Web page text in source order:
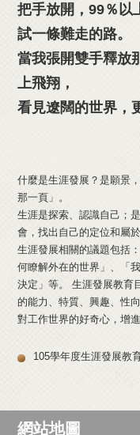
把手放開，99％以
試一條難走的路。
當我張開雙手釋放
上飛翔，
看見遼闊的世界，
什麼是生涯發展？是願景
那一頁」。
生涯是探索、認識自己；
會，找出自己的定位和屬
生涯發展相關的議題包括
何瞭解外在的世界」、「
決定」等。 生涯發展教育
的能力、特質、興趣、性
對工作世界的好奇心，增
105學年度生涯發展教
網站地圖